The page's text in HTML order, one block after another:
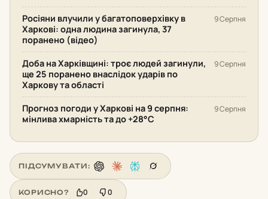
Росіяни влучили у багатоповерхівку в
Харкові: одна людина загинула, 37
поранено (відео)
9 Серпня
Доба на Харківщині: троє людей загинули,
ще 25 поранено внаслідок ударів по
Харкову та області
9 Серпня
Прогноз погоди у Харкові на 9 серпня:
мінлива хмарність та до +28°С
9 Серпня
ПІДСУМУВАТИ:
КОРИСНО? 0 0